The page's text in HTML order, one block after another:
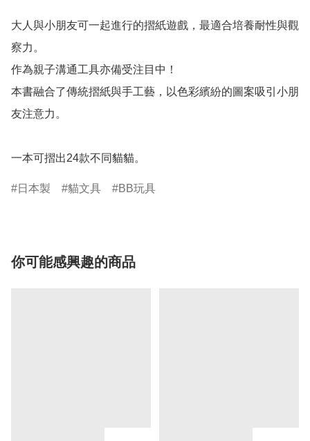
大人與小朋友可一起進行的摺紙遊戲，最適合培養耐性與觀
察力。
作為親子溝通工具亦備受注目中！
本書融合了傳統摺紙與手工藝，以色彩繽紛的圖案吸引小朋
友注意力。
一本可摺出24款不同貓貓。
日本製 貓文具 BB玩具
你可能感興趣的商品